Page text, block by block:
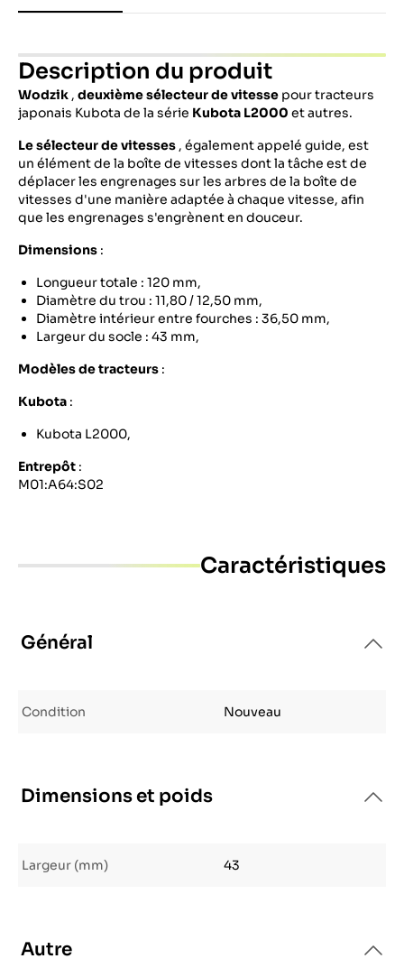
Description du produit
Wodzik , deuxième sélecteur de vitesse pour tracteurs
japonais Kubota de la série Kubota L2000 et autres.
Le sélecteur de vitesses , également appelé guide, est
un élément de la boîte de vitesses dont la tâche est de
déplacer les engrenages sur les arbres de la boîte de
vitesses d'une manière adaptée à chaque vitesse, afin
que les engrenages s'engrènent en douceur.
Dimensions :
Longueur totale : 120 mm,
Diamètre du trou : 11,80 / 12,50 mm,
Diamètre intérieur entre fourches : 36,50 mm,
Largeur du socle : 43 mm,
Modèles de tracteurs :
Kubota :
Kubota L2000,
Entrepôt :
M01:A64:S02
Caractéristiques
Général
Condition Nouveau
Dimensions et poids
Largeur (mm) 43
Autre